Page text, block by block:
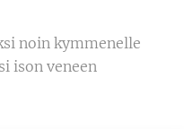
noin kymmenelle
ison veneen